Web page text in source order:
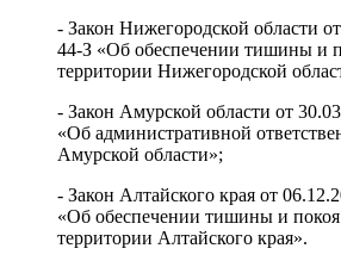
- Закон Нижегородской области
44-З «Об обеспечении тишины и
территории Нижегородской
- Закон Амурской области от
«Об административной
Амурской области»;
- Закон Алтайского края от
«Об обеспечении тишины и
территории Алтайского края».